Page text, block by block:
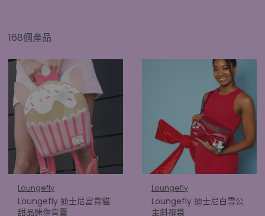
168個產品
Loungefly
Loungefly 迪士尼富貴貓
甜品迷你背囊
Loungefly
Loungefly 迪士尼白雪公
主斜孭袋